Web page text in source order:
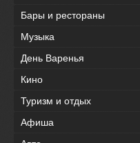
Бары и рестораны
Музыка
День Варенья
Кино
Туризм и отдых
Афиша